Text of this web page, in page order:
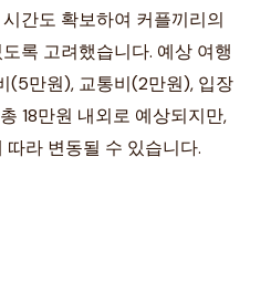
간도 확보하여 커플끼리의
록 고려했습니다. 예상 여행
(5만원), 교통비(2만원), 입장
18만원 내외로 예상되지만,
라 변동될 수 있습니다.